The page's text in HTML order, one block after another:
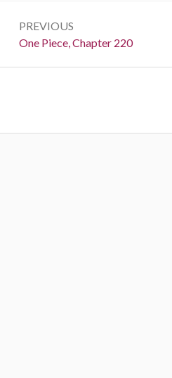
navigation
PREVIOUS
Previous:
One Piece, Chapter 220